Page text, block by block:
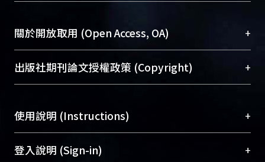
成果。
To permanently archive and promote researcher
profiles and scholarly works, Library integrates the
services of “NTU Repository” with “Academic
Sciences Library)
關於開放取用 (Open Access, OA) +
開放取用是從使用者角度提升資訊取用性的社會運
動，應用在學術研究上是透過將研究著作公開供使
用逐年攀升。同時可加速研究發展、提升研究影響
Archive）平台。 （點選深入了解OA）
出版社期刊論文授權政策 (Copyright) +
含部分內容的版權非匯入者所有，或由第三方贊
助與合作完成，請確認該版權所有者及第三方同
意提供此授權。
使用說明 (Instructions) +
網站簡介(Quickstart Guide)
登入說明 (Sign-in) +